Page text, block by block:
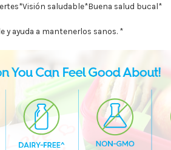
saludable*Buena salud bucal*
y ayuda a mantenerlos sanos. *